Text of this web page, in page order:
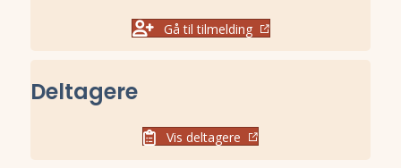
Gå til tilmelding
Deltagere
Vis deltagere